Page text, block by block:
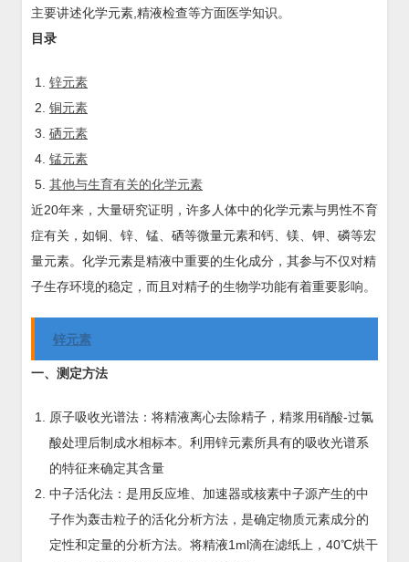
主要讲述化学元素,精液检查等方面医学知识。
目录
锌元素
铜元素
硒元素
锰元素
其他与生育有关的化学元素
近20年来，大量研究证明，许多人体中的化学元素与男性不育
症有关，如铜、锌、锰、硒等微量元素和钙、镁、钾、磷等宏
量元素。化学元素是精液中重要的生化成分，其参与不仅对精
子生存环境的稳定，而且对精子的生物学功能有着重要影响。
锌元素
一、测定方法
原子吸收光谱法：将精液离心去除精子，精浆用硝酸-过氯
酸处理后制成水相标本。利用锌元素所具有的吸收光谱系
的特征来确定其含量
中子活化法：是用反应堆、加速器或核素中子源产生的中
子作为轰击粒子的活化分析方法，是确定物质元素成分的
定性和定量的分析方法。将精液1ml滴在滤纸上，40℃烘干